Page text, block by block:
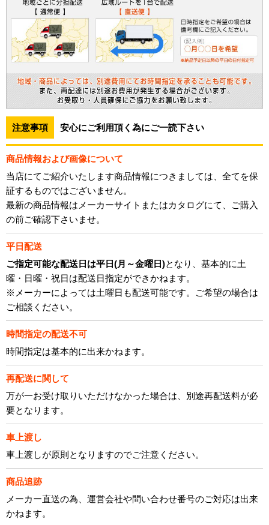
注意事項 安心にご利用頂く為にご一読下さい
商品情報および画像について
当店にてご紹介いたします商品情報につきましては、全てを保
証するものではございません。
最新の商品情報はメーカーサイトまたはカタログにて、ご購入
の前ご確認下さいませ。
平日配送
ご指定可能な配送日は平日(月～金曜日)となり、基本的に土
曜・日曜・祝日は配送日指定ができかねます。
※メーカーによっては土曜日も配送可能です。ご希望の場合は
ご相談ください。
時間指定の配送不可
時間指定は基本的に出来かねます。
再配送に関して
万が一お受け取りいただけなかった場合は、別途再配送料が必
要となります。
車上渡し
車上渡しが原則となりますのでご注意ください。
商品追跡
メーカー直送の為、運営会社や問い合わせ番号のご対応は出来
かねます。